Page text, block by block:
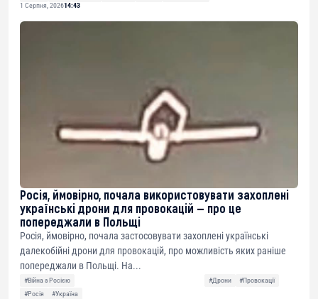
1 Серпня, 202614:43
Росія, ймовірно, почала використовувати захоплені
українські дрони для провокацій — про це
попереджали в Польщі
Росія, ймовірно, почала застосовувати захоплені українські
далекобійні дрони для провокацій, про можливість яких раніше
попереджали в Польщі. На...
#Війна з Росією #Дрони
#Провокації
#Росія
#Україна